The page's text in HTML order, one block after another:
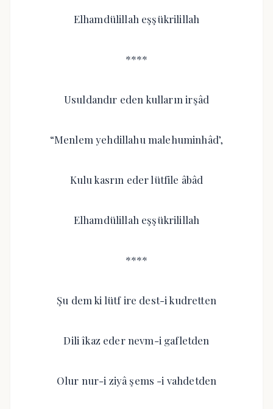
Elhamdülillah eşşükrilillah
****
Usuldandır eden kulların irşâd
“Menlem yehdillahu malehuminhâd’,
Kulu kasrın eder lütfile âbâd
Elhamdülillah eşşükrilillah
****
Şu dem ki lütf ire dest-i kudretten
Dili îkaz eder nevm-i gafletden
Olur nur-i ziyâ şems -i vahdetden